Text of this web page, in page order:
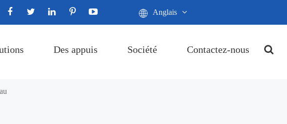
Anglais
Des appuis Société Contactez-nous